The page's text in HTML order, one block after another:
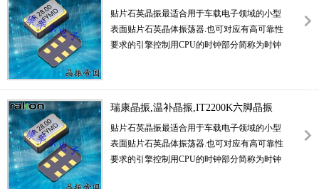
域可发挥优良的电气特性,满足无铅焊接的回流
温度曲线要求.
贴片石英晶振最适合用于车载电子领域的小型
表面贴片石英晶体振荡器.也可对应有高可靠性
要求的引擎控制用CPU的时钟部分简称为时钟
耐振,耐撞击等优良的耐环境特性,满足无铅焊
接的回流温度曲线要求,符合AEC-Q200标准.
瑞康晶振,温补晶振,IT2200K六脚晶振
贴片石英晶振最适合用于车载电子领域的小型
表面贴片石英晶体振荡器.也可对应有高可靠性
要求的引擎控制用CPU的时钟部分简称为时钟